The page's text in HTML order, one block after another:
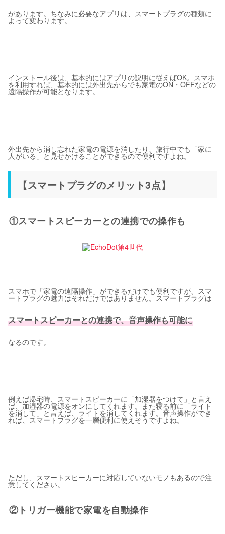
があります。ちなみに必要なアプリは、スマートプラグの種類に
よって変わります。
インストール後は、基本的にはアプリの説明に従えばOK。スマホ
を利用すれば、基本的には外出先からでも家電のON・OFFなどの
遠隔操作が可能となります。
外出先から消し忘れた家電の電源を消したり、旅行中でも「家に
人がいる」と見せかけることができるので便利ですよね。
【スマートプラグのメリット3点】
①スマートスピーカーとの連携での操作も
スマホで「家電の遠隔操作」ができるだけでも便利ですが、スマ
ートプラグの魅力はそれだけではありません。スマートプラグは
スマートスピーカーとの連携で、音声操作も可能に
なるのです。
例えば帰宅時、スマートスピーカーに「加湿器をつけて」と言え
ば、加湿器の電源をオンにしてくれます。また寝る前に「ライト
を消して」と言えば、ライトを消してくれます。音声操作ができ
れば、スマートプラグを一層便利に使えそうですよね。
ただし、スマートスピーカーに対応していないモノもあるので注
意してください。
②トリガー機能で家電を自動操作